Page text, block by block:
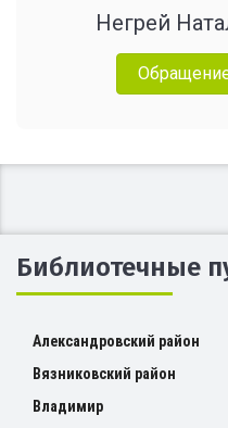
Негрей
Библиотечные
Александровский район
Вязниковский район
Владимир